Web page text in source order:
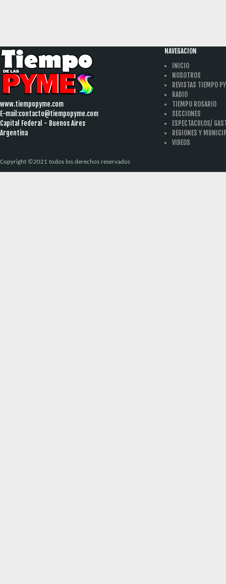
www.tiempopyme.com
E-mail:contacto@tiempopyme.com
Capital Federal - Buenos Aires
Argentina
NAVEGACION
INICIO
NOSOTROS
REVISTAS TIEMPO
RADIO
TIEMPO ROSARIO
SECCIONES
ESPECTACULOS/
REGIONES Y
VIDEOS
Copyright ©2021 todos los derechos reservados